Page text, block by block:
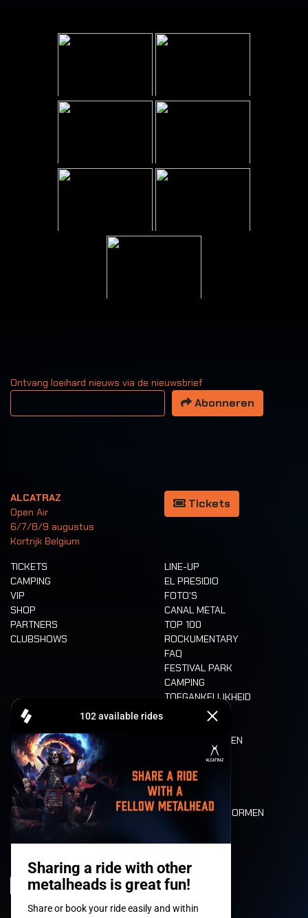
Ontvang loeihard nieuws via de nieuwsbrief
Uw email adres
Abonneren
ALCATRAZ
Open Air
6/7/8/9 augustus
Kortrijk Belgium
Tickets
TICKETS
CAMPING
VIP
SHOP
PARTNERS
CLUBSHOWS
LINE-UP
EL PRESIDIO
FOTO'S
CANAL METAL
TOP 100
ROCKUMENTARY
FAQ
FESTIVAL PARK
CAMPING
TOEGANKELIJKHEID
CASHLESS
ETEN EN DRINKEN
MOBILITEIT
LONE WOLVES
PLATTEGROND
DEATH RIDE
WAARDEN EN NORMEN
HISTORIEK